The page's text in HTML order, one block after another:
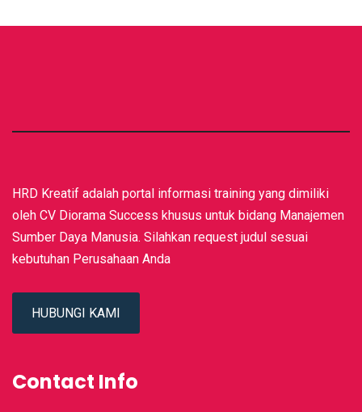
HRD Kreatif adalah portal informasi training yang dimiliki
oleh CV Diorama Success khusus untuk bidang Manajemen
Sumber Daya Manusia. Silahkan request judul sesuai
kebutuhan Perusahaan Anda
HUBUNGI KAMI
Contact Info